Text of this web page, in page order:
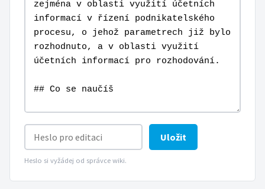
Uložit
Heslo si vyžádej od správce wiki.